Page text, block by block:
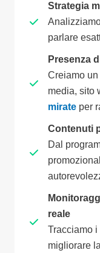
Strategia
parlare
Presenza
Creiamo un
media, sito
mirate per
Contenuti
Dal
reale
Tracciamo
migliorare